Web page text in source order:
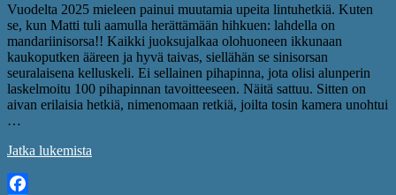
Vuodelta 2025 mieleen painui muutamia upeita lintuhetkiä. Kuten
se, kun Matti tuli aamulla herättämään hihkuen: lahdella on
mandariinisorsa!! Kaikki juoksujalkaa olohuoneen ikkunaan
kaukoputken ääreen ja hyvä taivas, siellähän se sinisorsan
seuralaisena kelluskeli. Ei sellainen pihapinna, jota olisi alunperin
laskelmoitu 100 pihapinnan tavoitteeseen. Näitä sattuu. Sitten on
aivan erilaisia hetkiä, nimenomaan retkiä, joilta tosin kamera unohtui
…
Jatka lukemista